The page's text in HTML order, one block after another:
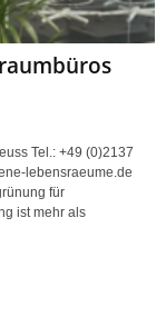
Tel.: +49 (0)2137
lebensraeume.de
für
ist mehr als